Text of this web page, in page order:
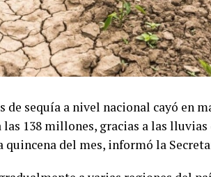
de sequía a nivel nacional cayó en
las 138 millones, gracias a las
quincena del mes, informó la